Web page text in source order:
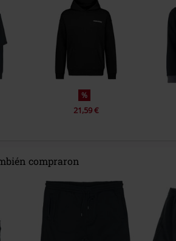
%
21,59 €
compraron